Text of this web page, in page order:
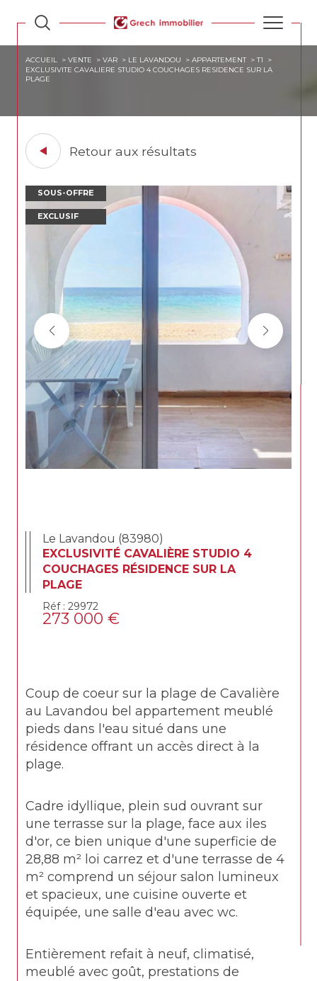
ACCUEIL VENTE VAR LE LAVANDOU APPARTEMENT
T1
EXCLUSIVITE CAVALIERE STUDIO 4 COUCHAGES RESIDENCE SUR LA
PLAGE
Retour aux résultats
SOUS-OFFRE
EXCLUSIF
Le Lavandou (83980)
EXCLUSIVITÉ CAVALIÈRE STUDIO 4
COUCHAGES RÉSIDENCE SUR LA
PLAGE
Réf : 29972
273 000 €
Coup de coeur sur la plage de Cavalière
au Lavandou bel appartement meublé
pieds dans l'eau situé dans une
résidence offrant un accès direct à la
plage.
Cadre idyllique, plein sud ouvrant sur
une terrasse sur la plage, face aux iles
d'or, ce bien unique d'une superficie de
28,88 m² loi carrez et d'une terrasse de 4
m² comprend un séjour salon lumineux
et spacieux, une cuisine ouverte et
équipée, une salle d'eau avec wc.
Entièrement refait à neuf, climatisé,
meublé avec goût, prestations de